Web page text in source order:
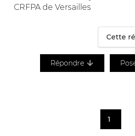
CRFPA de Versailles
Cette
Répondre
1